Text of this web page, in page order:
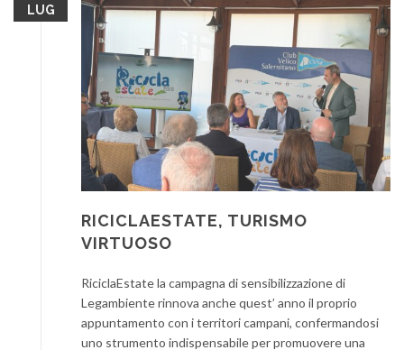
LUG
RICICLAESTATE, TURISMO
VIRTUOSO
RiciclaEstate la campagna di sensibilizzazione di
Legambiente rinnova anche quest’ anno il proprio
appuntamento con i territori campani, confermandosi
uno strumento indispensabile per promuovere una